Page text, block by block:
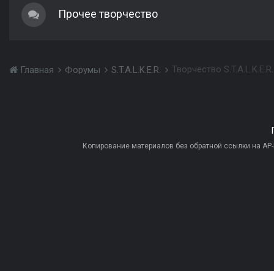
Прочее творчество
Главная Форумы S.T.A.L.K.E.R. Творчество S.T.A.L.K.E.R.
Копирование материалов без обратной ссылки на